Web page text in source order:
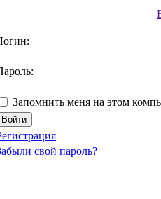
Запомнить меня на этом
свой пароль?